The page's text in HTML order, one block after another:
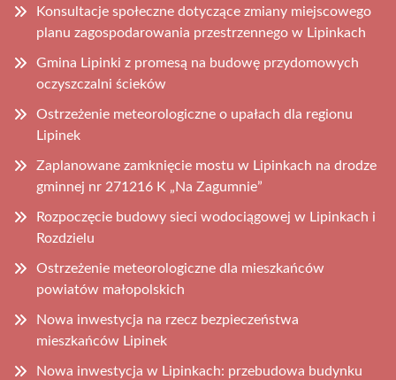
Konsultacje społeczne dotyczące zmiany miejscowego
planu zagospodarowania przestrzennego w Lipinkach
Gmina Lipinki z promesą na budowę przydomowych
oczyszczalni ścieków
Ostrzeżenie meteorologiczne o upałach dla regionu
Lipinek
Zaplanowane zamknięcie mostu w Lipinkach na drodze
gminnej nr 271216 K „Na Zagumnie”
Rozpoczęcie budowy sieci wodociągowej w Lipinkach i
Rozdzielu
Ostrzeżenie meteorologiczne dla mieszkańców
powiatów małopolskich
Nowa inwestycja na rzecz bezpieczeństwa
mieszkańców Lipinek
Nowa inwestycja w Lipinkach: przebudowa budynku